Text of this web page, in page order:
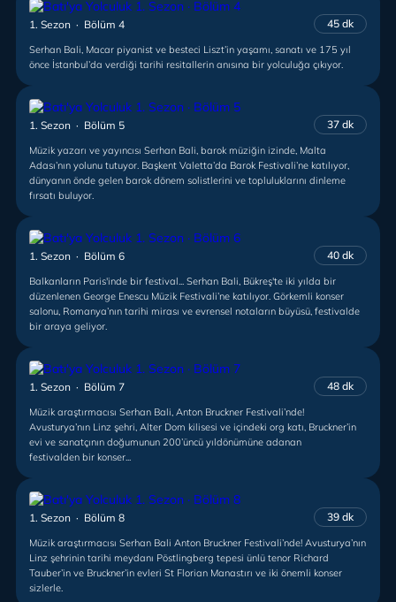
1. Sezon · Bölüm 4 45 dk
Serhan Bali, Macar piyanist ve besteci Liszt’in yaşamı, sanatı ve 175 yıl
önce İstanbul’da verdiği tarihi resitallerin anısına bir yolculuğa çıkıyor.
1. Sezon · Bölüm 5 37 dk
Müzik yazarı ve yayıncısı Serhan Bali, barok müziğin izinde, Malta
Adası’nın yolunu tutuyor. Başkent Valetta’da Barok Festivali’ne katılıyor,
dünyanın önde gelen barok dönem solistlerini ve topluluklarını dinleme
fırsatı buluyor.
1. Sezon · Bölüm 6 40 dk
Balkanların Paris'inde bir festival... Serhan Bali, Bükreş'te iki yılda bir
düzenlenen George Enescu Müzik Festivali’ne katılıyor. Görkemli konser
salonu, Romanya’nın tarihi mirası ve evrensel notaların büyüsü, festivalde
bir araya geliyor.
1. Sezon · Bölüm 7 48 dk
Müzik araştırmacısı Serhan Bali, Anton Bruckner Festivali’nde!
Avusturya’nın Linz şehri, Alter Dom kilisesi ve içindeki org katı, Bruckner’in
evi ve sanatçının doğumunun 200’üncü yıldönümüne adanan
festivalden bir konser...
1. Sezon · Bölüm 8 39 dk
Müzik araştırmacısı Serhan Bali Anton Bruckner Festivali’nde! Avusturya’nın
Linz şehrinin tarihi meydanı Pöstlingberg tepesi ünlü tenor Richard
Tauber’in ve Bruckner’in evleri St Florian Manastırı ve iki önemli konser
sizlerle.